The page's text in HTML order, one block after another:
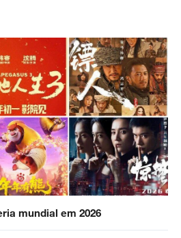
mundial em 2026